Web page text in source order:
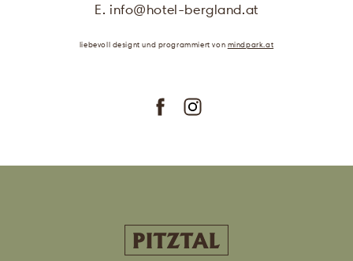
Informationen finden Sie in unserer
.
E. info@hotel-bergland.at
liebevoll designt und programmiert von mindpark.at